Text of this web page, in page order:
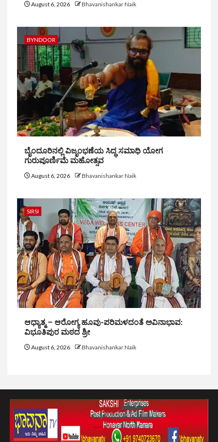
August 6, 2026 Bhavanishankar Naik
BYNDOOR
ಬೈಂದೂರಿನಲ್ಲಿ ವಿಜೃಂಭಣೆಯ ಸಿದ್ಧ ಸಮಾಧಿ ಯೋಗ
ಗುರುಪೂರ್ಣಿಮೆ ಮಹೋತ್ಸವ
August 6, 2026 Bhavanishankar Naik
SIRSI
ಆಧ್ಯಾತ್ಮ – ಆರೋಗ್ಯ ಹೂವು-ಪರಿಮಳದಂತೆ ಅವಿನಾಭಾವ:
ವಿಭೂತಿಪುರ ಮಠದ ಶ್ರೀ
August 6, 2026 Bhavanishankar Naik